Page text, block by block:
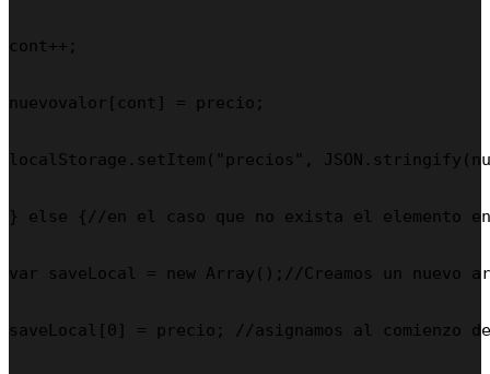
cont++;
nuevovalor[cont] = precio;
localStorage.setItem("precios",
} else {//en el caso que no exista el elemento
var saveLocal = new Array();//Creamos un nuevo
saveLocal[0] = precio; //asignamos al comienzo